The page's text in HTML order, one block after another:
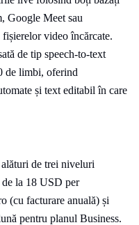
Google Meet sau
video încărcate.
de tip speech-to-text
de limbi, oferind
și text editabil în care
de trei niveluri
la 18 USD per
(cu facturare anuală) și
pentru planul Business.